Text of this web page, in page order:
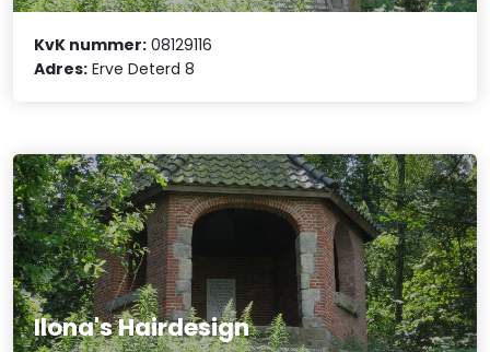
KvK nummer: 08129116
Adres: Erve Deterd 8
Ilona's Hairdesign